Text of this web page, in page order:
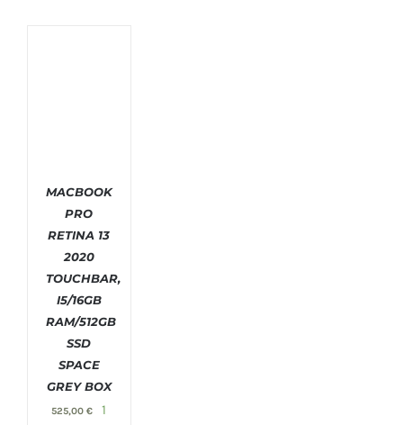
COMPRAR
/
DETALLES
MACBOOK
PRO
RETINA 13
2020
TOUCHBAR,
I5/16GB
RAM/512GB
SSD
SPACE
GREY BOX
525,00€
1